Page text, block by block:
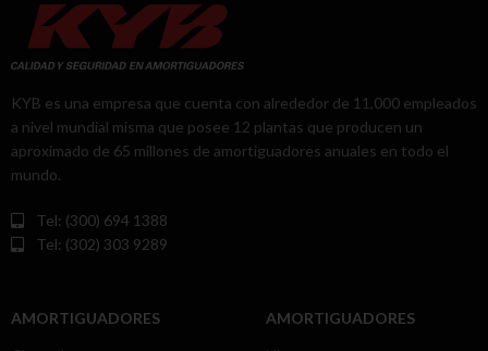
KYB es una empresa que cuenta con alrededor de 11,000 empleados
a nivel mundial misma que posee 12 plantas que producen un
aproximado de 65 millones de amortiguadores anuales en todo el
mundo.
Tel: (300) 694 1388
Tel: (302) 303 9289
AMORTIGUADORES
AMORTIGUADORES